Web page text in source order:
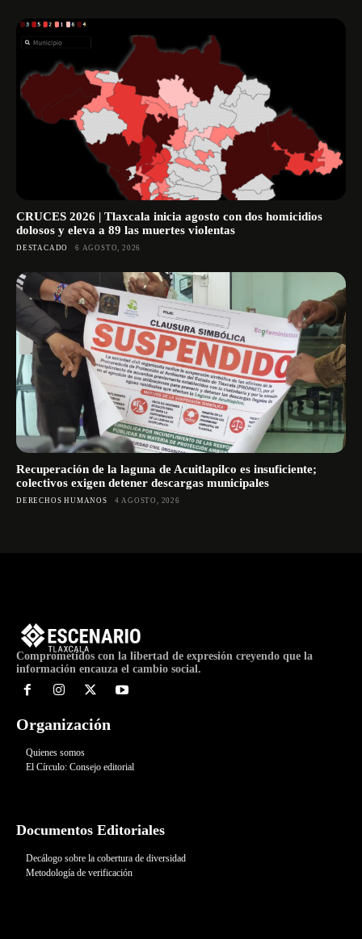
CRUCES 2026 | Tlaxcala inicia agosto con dos homicidios
dolosos y eleva a 89 las muertes violentas
DESTACADO 6 AGOSTO, 2026
Recuperación de la laguna de Acuitlapilco es insuficiente;
colectivos exigen detener descargas municipales
DERECHOS HUMANOS 4 AGOSTO, 2026
Comprometidos con la libertad de expresión creyendo que la
información encauza el cambio social.
Organización
Quienes somos
El Círculo: Consejo editorial
Documentos Editoriales
Decálogo sobre la cobertura de diversidad
Metodología de verificación